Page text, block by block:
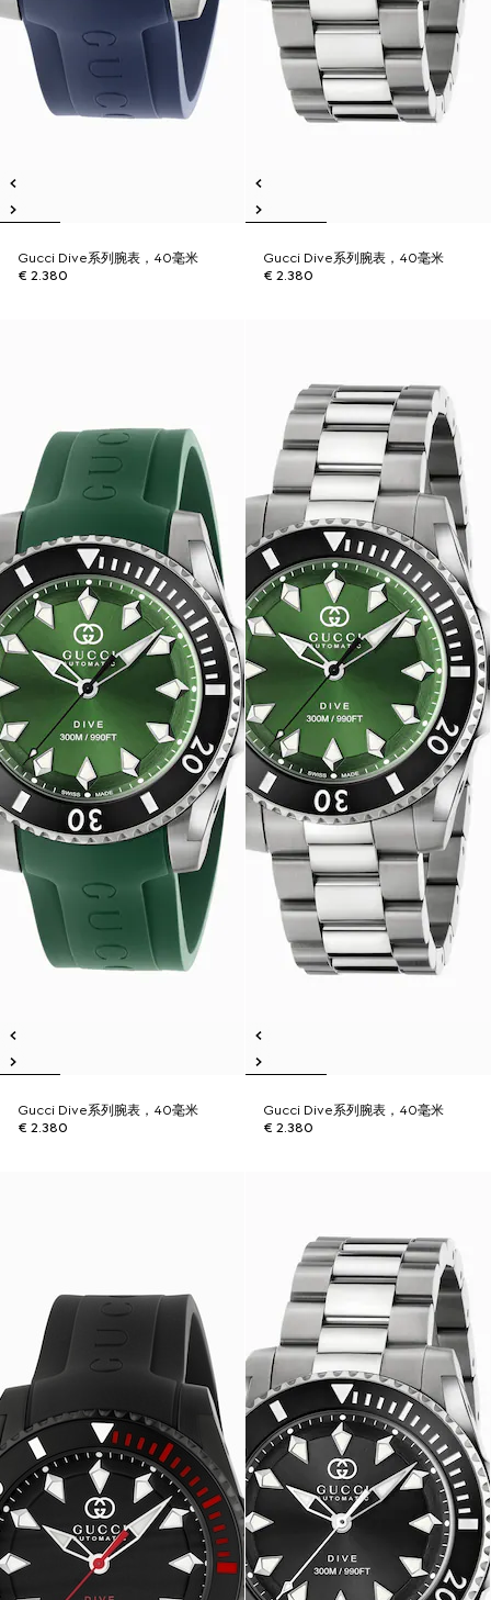
Gucci Dive系列腕表，40毫米
€ 2.380
Gucci Dive系列腕表，40毫米
€ 2.380
Gucci Dive系列腕表，40毫米
€ 2.380
Gucci Dive系列腕表，40毫米
€ 2.380